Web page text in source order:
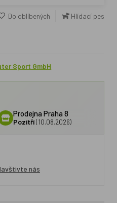
Do oblíbených Hlídací pes
Sport GmbH
Prodejna Praha 8
Pozítří(10.08.2026)
nás